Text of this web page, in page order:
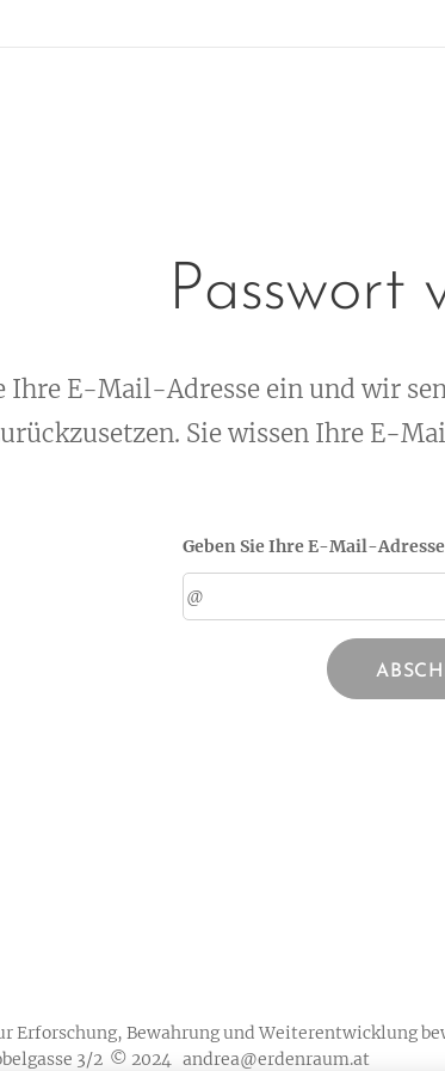
Passwort
Ihre E-Mail-Adresse ein und wir
Sie wissen Ihre E-
Geben Sie Ihre E-Mail-
Erforschung, Bewahrung und Weiterentwicklung
3/2 © 2024 andrea@erdenraum.at